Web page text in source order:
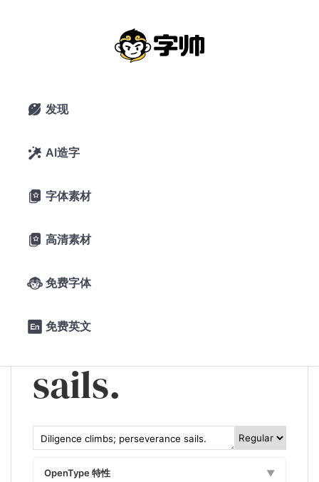
 发现
 AI造字
 字体素材
 高清素材
 免费字体
 免费英文
DM Serif Display
6喜欢
字体预览
Diligence
climbs;
perseverance
sails.
OpenType 特性 ▼